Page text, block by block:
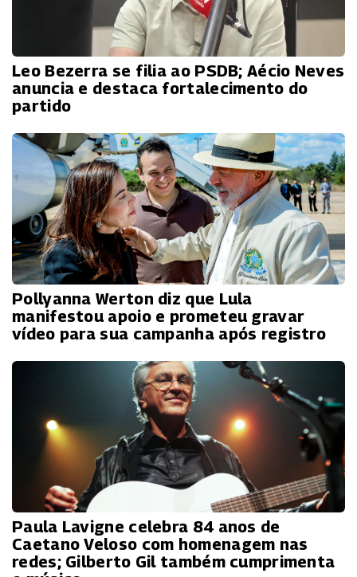
Leo Bezerra se filia ao PSDB; Aécio Neves
anuncia e destaca fortalecimento do
partido
Pollyanna Werton diz que Lula
manifestou apoio e prometeu gravar
vídeo para sua campanha após registro
Paula Lavigne celebra 84 anos de
Caetano Veloso com homenagem nas
redes; Gilberto Gil também cumprimenta